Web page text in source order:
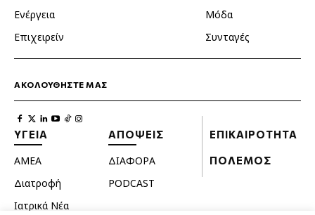
Ενέργεια
Επιχειρείν
Μόδα
Συνταγές
ΑΚΟΛΟΥΘΗΣΤΕ ΜΑΣ
ΥΓΕΙΑ
ΑΜΕΑ
Διατροφή
Ιατρικά Νέα
ΑΠΟΨΕΙΣ
ΔΙΑΦΟΡΑ
PODCAST
ΕΠΙΚΑΙΡΟΤΗΤΑ
ΠΟΛΕΜΟΣ